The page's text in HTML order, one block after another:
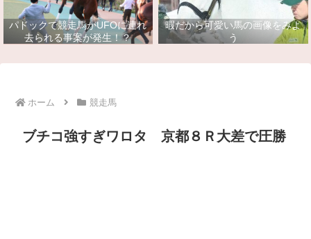
パドックで競走馬がUFOに連れ
去られる事案が発生！？
暇だから可愛い馬の画像をみよ
う
ホーム 競走馬
ブチコ強すぎワロタ 京都８Ｒ大差で圧勝